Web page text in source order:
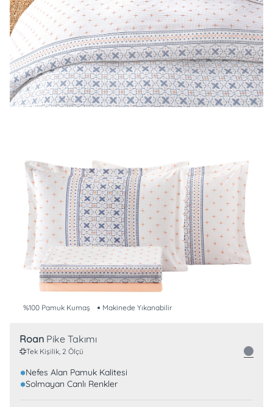
%100 Pamuk Kumaş Makinede Yıkanabilir
Roan Pike Takımı
Tek Kişilik, 2 Ölçü
Nefes Alan Pamuk Kalitesi
Solmayan Canlı Renkler